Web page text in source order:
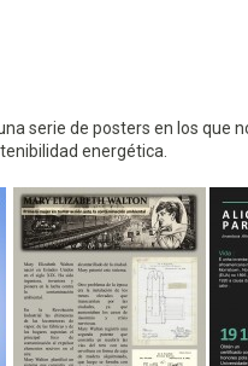
serie de posters en los que
energética.